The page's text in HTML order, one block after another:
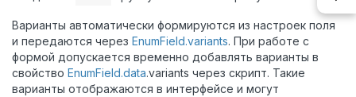
Варианты автоматически формируются из настроек поля
и передаются через EnumField.variants. При работе с
формой допускается временно добавлять варианты в
свойство EnumField.data.variants через скрипт. Такие
варианты отображаются в интерфейсе и могут